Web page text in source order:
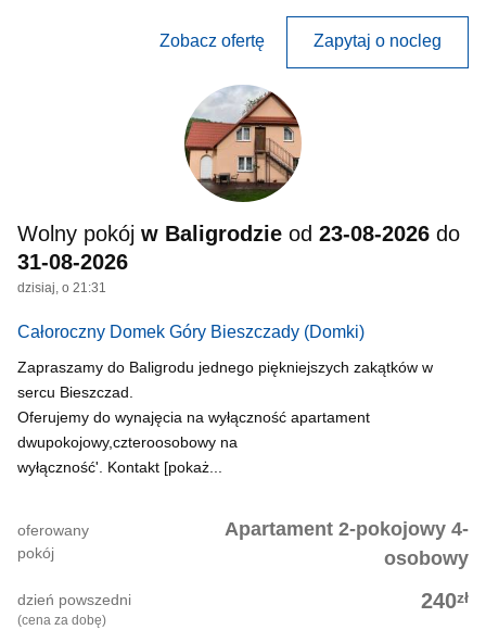
Zobacz ofertę Zapytaj o nocleg
Wolny pokój w Baligrodzie od 23-08-2026 do
31-08-2026
dzisiaj, o 21:31
Całoroczny Domek Góry Bieszczady (Domki)
Zapraszamy do Baligrodu jednego piękniejszych zakątków w
sercu Bieszczad.
Oferujemy do wynajęcia na wyłączność apartament
dwupokojowy,czteroosobowy na
wyłączność'. Kontakt [pokaż...
Apartament 2-pokojowy 4-
osobowy
oferowany
pokój
240zł
dzień powszedni
(cena za dobę)